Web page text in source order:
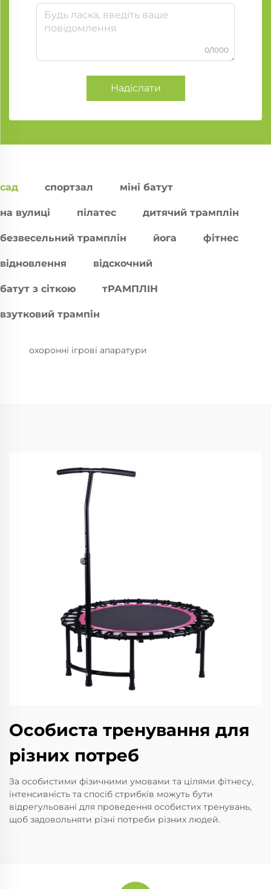
0/1000
Надіслати
сад спортзал міні батут
на вулиці пілатес дитячий трамплін
безвесельний трамплін йога фітнес
відновлення відскочний
батут з сіткою тРАМПЛІН
взутковий трампін
охоронні ігрові апаратури
Особиста тренування для
різних потреб
За особистими фізичними умовами та цілями фітнесу,
інтенсивність та спосіб стрибків можуть бути
відрегульовані для проведення особистих тренувань,
щоб задовольняти різні потреби різних людей.